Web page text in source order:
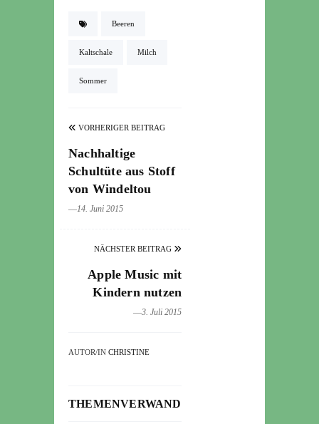
Beeren
Kaltschale Milch
Sommer
VORHERIGER BEITRAG
Nachhaltige
Schultüte aus Stoff
von Windeltou
―14. Juni 2015
NÄCHSTER BEITRAG
Apple Music mit
Kindern nutzen
―3. Juli 2015
AUTOR/IN CHRISTINE
THEMENVERWANDTE